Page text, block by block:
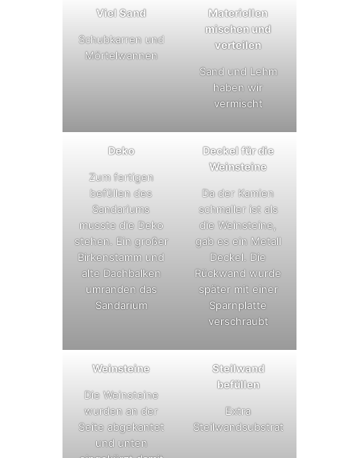
Viel Sand
Schubkarren und
Mörtelwannen
Materiellen
mischen und
verteilen
Sand und Lehm
haben wir
vermischt
Deko
Zum fertigen
befüllen des
Sandariums
musste die Deko
stehen. Ein großer
Birkenstamm und
alte Dachbalken
umranden das
Sandarium
Deckel für die
Weinsteine
Da der Kamien
schmaller ist als
die Weinsteine,
gab es ein Metall
Deckel. Die
Rückwand wurde
später mit einer
Sparnplatte
verschraubt
Weinsteine
Die Weinsteine
wurden an der
Seite abgekantet
und unten
Steilwand
befüllen
Extra
Steilwandsubstrat